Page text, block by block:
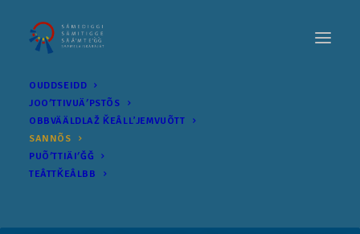
OUDDSEIDD
JOOʹTTIVUÄʹPSTÕS
OBBVÄÄLDLAŽ ǨEÂLLʼJEMVUÕTT
SANNÕS
PUÕʹTTIÄIʹǦǦ
TEÂTTǨEÂLBB